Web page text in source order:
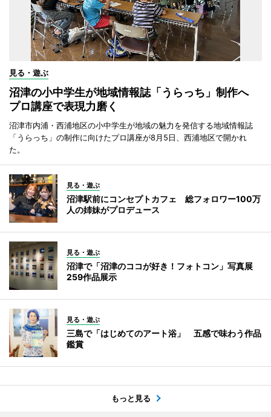
見る・遊ぶ
沼津の小中学生が地域情報誌「うらっち」制作へ
プロ講座で表現力磨く
沼津市内浦・西浦地区の小中学生が地域の魅力を発信する地域情報誌
「うらっち」の制作に向けたプロ講座が8月5日、西浦地区で開かれ
た。
見る・遊ぶ
沼津駅前にコンセプトカフェ 総フォロワー100万
人の姉妹がプロデュース
見る・遊ぶ
沼津で「沼津のココが好き！フォトコン」写真展
259作品展示
見る・遊ぶ
三島で「はじめてのアート浴」 五感で味わう作品
鑑賞
もっと見る